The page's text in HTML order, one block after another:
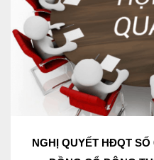
NGHỊ QUYẾT HĐQT